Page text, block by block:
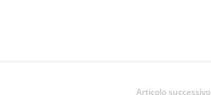
Articolo successivo